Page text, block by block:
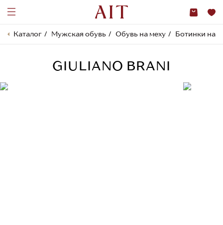
Каталог Мужская обувь Обувь на меху Ботинки на
GIULIANO BRANI